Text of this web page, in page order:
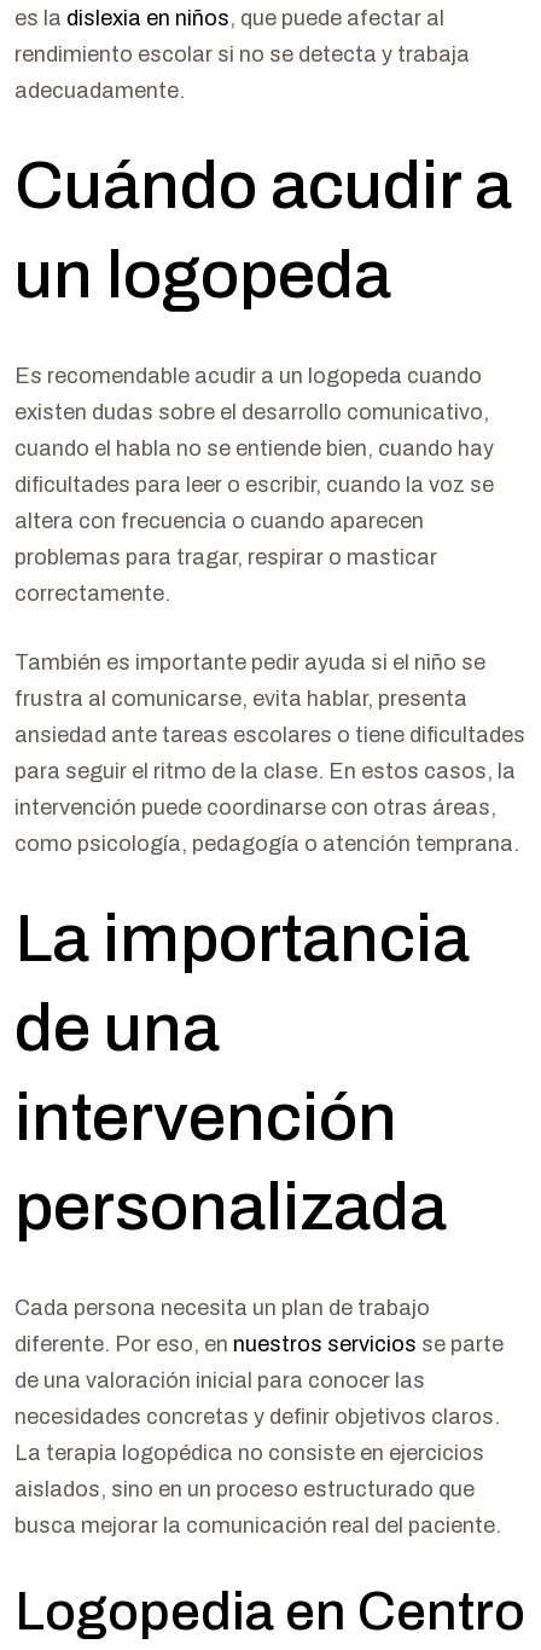
es la dislexia en niños, que puede afectar al
rendimiento escolar si no se detecta y trabaja
adecuadamente.
Cuándo acudir a
un logopeda
Es recomendable acudir a un logopeda cuando
existen dudas sobre el desarrollo comunicativo,
cuando el habla no se entiende bien, cuando hay
dificultades para leer o escribir, cuando la voz se
altera con frecuencia o cuando aparecen
problemas para tragar, respirar o masticar
correctamente.
También es importante pedir ayuda si el niño se
frustra al comunicarse, evita hablar, presenta
ansiedad ante tareas escolares o tiene dificultades
para seguir el ritmo de la clase. En estos casos, la
intervención puede coordinarse con otras áreas,
como psicología, pedagogía o atención temprana.
La importancia
de una
intervención
personalizada
Cada persona necesita un plan de trabajo
diferente. Por eso, en nuestros servicios se parte
de una valoración inicial para conocer las
necesidades concretas y definir objetivos claros.
La terapia logopédica no consiste en ejercicios
aislados, sino en un proceso estructurado que
busca mejorar la comunicación real del paciente.
Logopedia en Centro